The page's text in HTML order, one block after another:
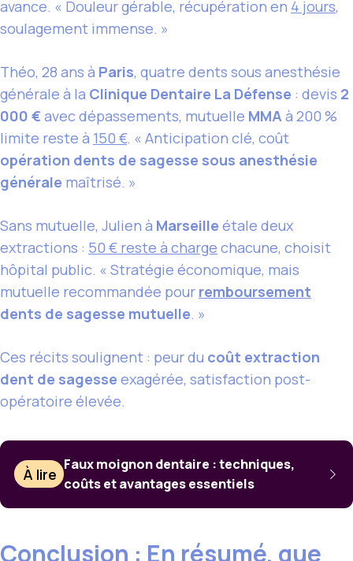
avance. « Douleur gérable, récupération en 4 jours,
soulagement immense. »
Théo, 28 ans à Paris, quatre dents sous anesthésie
générale à la Clinique Dentaire La Défense : devis 2
000 € avec dépassements, mutuelle MMA à 200 %
limite reste à 150 €. « Anticipation clé, coût
opération dents de sagesse sous anesthésie
générale maîtrisé. »
Sans mutuelle, Julien à Marseille étale deux
extractions : 50 € reste à charge chacune, choisit
hôpital public. « Stratégie économique, mais
mutuelle recommandée pour remboursement
dents de sagesse mutuelle. »
Ces récits soulignent : peur du coût extraction
dent de sagesse exagérée, satisfaction post-
opératoire élevée.
À lire
Faux moignon dentaire : techniques,
coûts et avantages essentiels
Conclusion : En résumé, que